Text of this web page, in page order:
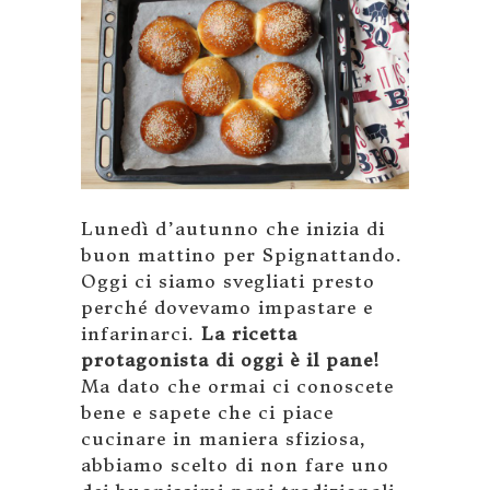
Lunedì d’autunno che inizia di
buon mattino per Spignattando.
Oggi ci siamo svegliati presto
perché dovevamo impastare e
infarinarci. La ricetta
protagonista di oggi è il pane!
Ma dato che ormai ci conoscete
bene e sapete che ci piace
cucinare in maniera sfiziosa,
abbiamo scelto di non fare uno